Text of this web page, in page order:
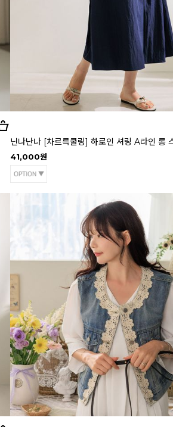
닌나난나 [차르륵쿨링] 하로인 셔링 A라인 롱
41,000원